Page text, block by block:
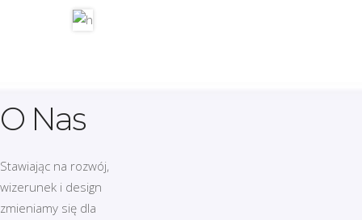
O Nas
Stawiając na rozwój,
wizerunek i design
zmieniamy się dla